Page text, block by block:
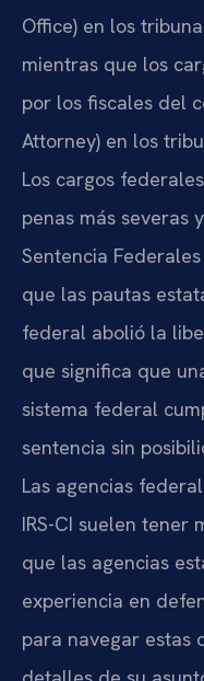
Office) en los
mientras que los
por los fiscales del
Attorney) en los
Los cargos
penas más severas
Sentencia
que las pautas
federal abolió la
que significa que
sistema federal
sentencia sin
Las agencias
IRS-CI suelen tener
que las agencias
experiencia en
para navegar estas